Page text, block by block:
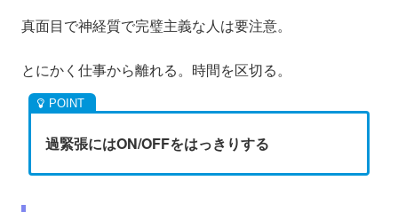
真面目で神経質で完璧主義な人は要注意。
とにかく仕事から離れる。時間を区切る。
過緊張にはON/OFFをはっきりする